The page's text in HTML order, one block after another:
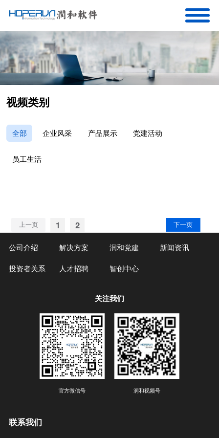
视频类别
全部 企业风采 产品展示 党建活动
员工生活
上一页 1 2 下一页
公司介绍 解决方案 润和党建
新闻资讯
投资者关系
人才招聘 智创中心
关注我们
官方微信号 润和视频号
联系我们